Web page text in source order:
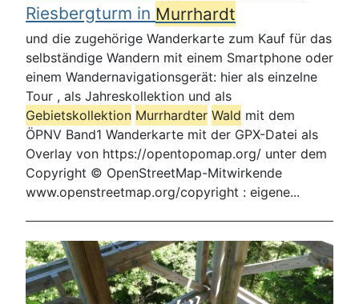
Riesbergturm in Murrhardt
und die zugehörige Wanderkarte zum Kauf für das
selbständige Wandern mit einem Smartphone oder
einem Wandernavigationsgerät: hier als einzelne
Tour , als Jahreskollektion und als
Gebietskollektion Murrhardter Wald mit dem
ÖPNV Band1 Wanderkarte mit der GPX-Datei als
Overlay von https://opentopomap.org/ unter dem
Copyright © OpenStreetMap-Mitwirkende
www.openstreetmap.org/copyright : eigene...